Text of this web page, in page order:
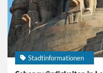
Stadtinformationen